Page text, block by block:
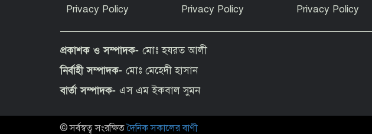
Privacy Policy Privacy Policy Privacy Policy
প্রকাশক ও সম্পাদক- মোঃ হযরত আলী
নির্বাহী সম্পাদক- মোঃ মেহেদী হাসান
বার্তা সম্পাদক- এস এম ইকবাল সুমন
© সর্বস্বত্ব সংরক্ষিতদৈনিক সকালের বাণী